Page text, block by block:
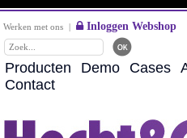
Werken met ons | Inloggen Webshop
Producten Demo Cases
Contact